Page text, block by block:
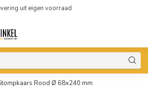
uit eigen voorraad
Rood Ø 68x240 mm